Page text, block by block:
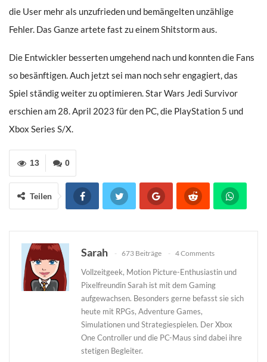
die User mehr als unzufrieden und bemängelten unzählige
Fehler. Das Ganze artete fast zu einem Shitstorm aus.
Die Entwickler besserten umgehend nach und konnten die Fans
so besänftigen. Auch jetzt sei man noch sehr engagiert, das
Spiel ständig weiter zu optimieren. Star Wars Jedi Survivor
erschien am 28. April 2023 für den PC, die PlayStation 5 und
Xbox Series S/X.
0
13
Teilen
Sarah 673 Beiträge 4 Comments
Vollzeitgeek, Motion Picture-Enthusiastin und
Pixelfreundin Sarah ist mit dem Gaming
aufgewachsen. Besonders gerne befasst sie sich
heute mit RPGs, Adventure Games,
Simulationen und Strategiespielen. Der Xbox
One Controller und die PC-Maus sind dabei ihre
stetigen Begleiter.